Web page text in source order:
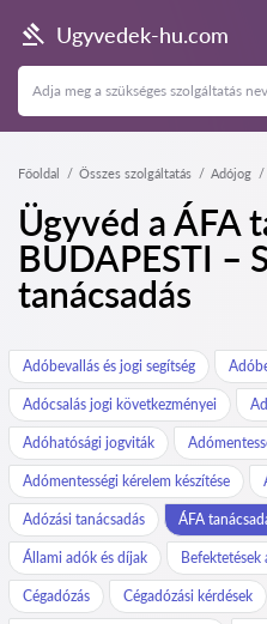
Ugyvedek-hu.com
Főoldal Összes szolgáltatás Adójog
Ügyvéd a ÁFA
BUDAPESTI –
tanácsadás
Adóbevallás és jogi segítség
Adócsalás jogi következményei
Adóhatósági jogviták
Adómentességi kérelem készítése
Adózási tanácsadás ÁFA
Állami adók és díjak Befektetések
Cégadózás Cégadózási kérdések